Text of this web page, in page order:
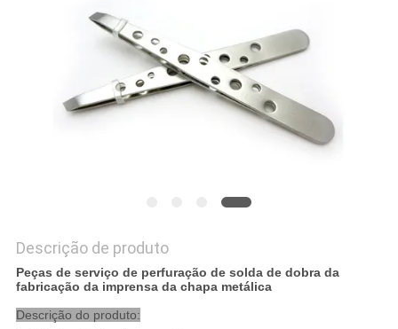
PRIVACIDADE
Descrição de produto
Peças de serviço de perfuração de solda de dobra da
fabricação da imprensa da chapa metálica
Descrição do produto: